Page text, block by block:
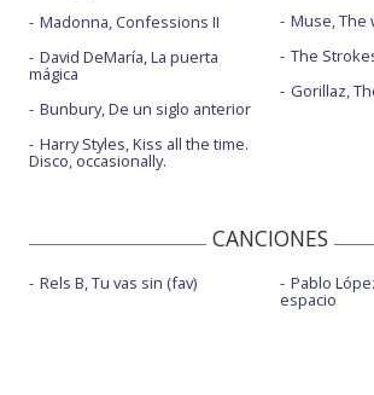
Madonna, Confessions II
David DeMaría, La puerta
mágica
Bunbury, De un siglo anterior
Harry Styles, Kiss all the time.
Disco, occasionally.
Muse, The
The
Gorillaz,
CANCIONES
Rels B, Tu vas sin (fav) Pablo
espacio